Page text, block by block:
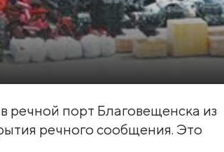
речной порт Благовещенска из
речного сообщения. Это